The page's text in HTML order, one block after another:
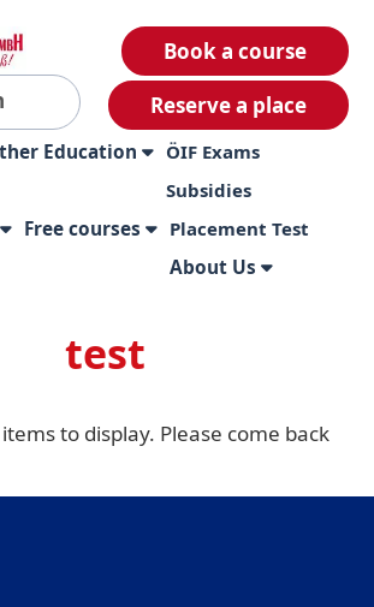
Book a course
Reserve a place
Education
ÖIF Exams
Subsidies
Free courses Placement Test
About Us
test
to display. Please come back